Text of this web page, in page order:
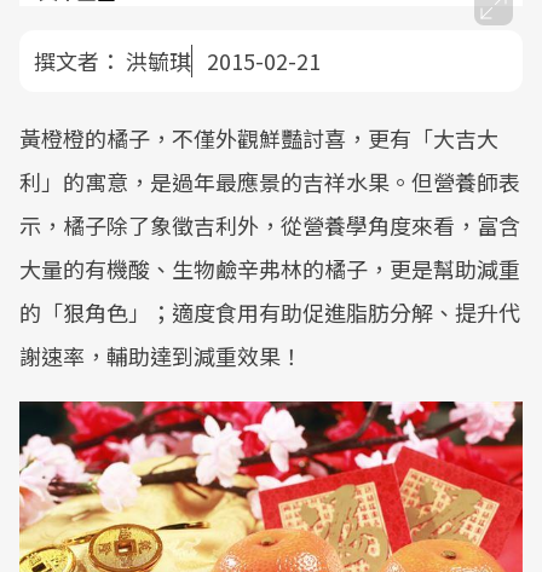
撰文者： 洪毓琪 2015-02-21
黃橙橙的橘子，不僅外觀鮮豔討喜，更有「大吉大
利」的寓意，是過年最應景的吉祥水果。但營養師表
示，橘子除了象徵吉利外，從營養學角度來看，富含
大量的有機酸、生物鹼辛弗林的橘子，更是幫助減重
的「狠角色」；適度食用有助促進脂肪分解、提升代
謝速率，輔助達到減重效果！